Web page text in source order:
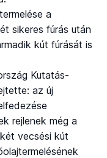
a
sikeres fúrás után
kút fúrását is
Kutatás-
az új
rejlenek még a
vecsési kút